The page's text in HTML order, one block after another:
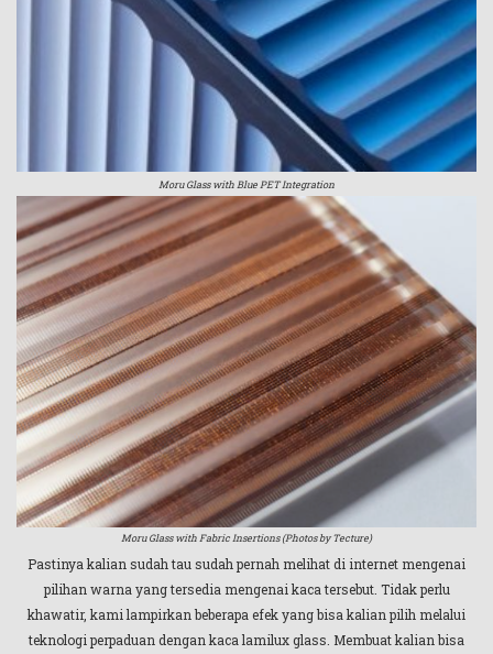
Moru Glass with Blue PET Integration
Moru Glass with Fabric Insertions (Photos by Tecture)
Pastinya kalian sudah tau sudah pernah melihat di internet mengenai
pilihan warna yang tersedia mengenai kaca tersebut. Tidak perlu
khawatir, kami lampirkan beberapa efek yang bisa kalian pilih melalui
teknologi perpaduan dengan kaca lamilux glass. Membuat kalian bisa